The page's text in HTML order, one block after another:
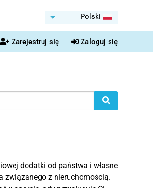
Polski
Zarejestruj się Zaloguj się
dodatki od państwa i własne
związanego z nieruchomością.